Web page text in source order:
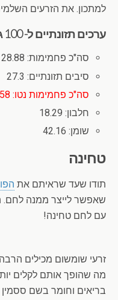
למתכון. את הזרעים
ערכים תזונתיים ל- 100 ג':
סה"כ פחמימות: 28.88
סיבים תזונתיים: 27.3
סה"כ פחמימות נטו: 1.58
חלבון: 18.29
שומן: 42.16
טחינה
תודו שעד שראיתם את
שאפשר לייצר ממנה לחם.
עם לחם טחינה!
זרעי שומשום מכילים
מה שהופך אותם לקלים
בריאים וחומר בשם